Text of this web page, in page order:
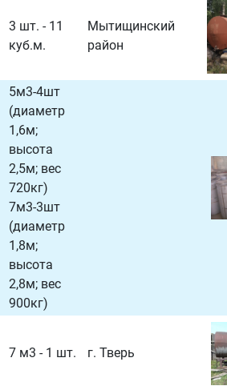
3 шт. - 11
куб.м.
Мытищинский
район
5м3-4шт
(диаметр
1,6м;
высота
2,5м; вес
720кг)
7м3-3шт
(диаметр
1,8м;
высота
2,8м; вес
900кг)
7 м3 - 1 шт. г. Тверь